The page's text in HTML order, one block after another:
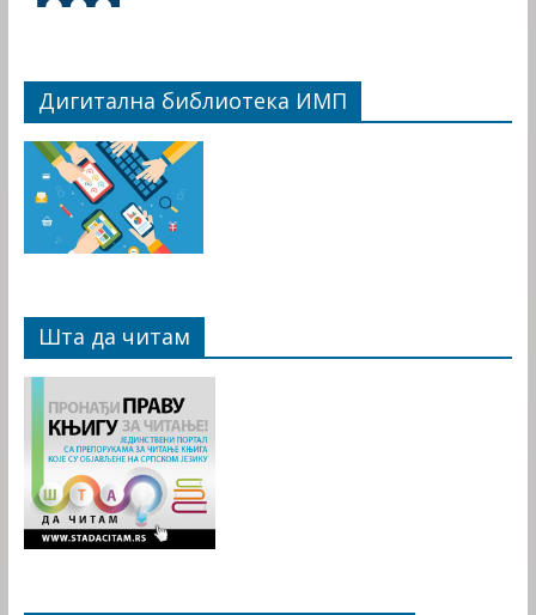
Дигитална библиотека ИМП
Шта да читам